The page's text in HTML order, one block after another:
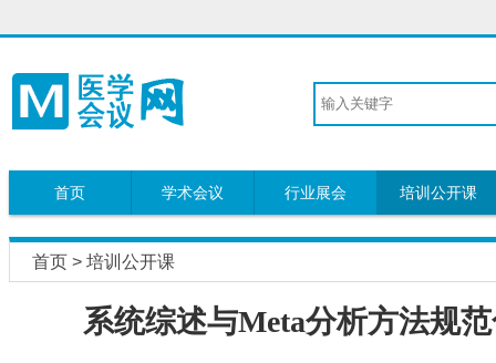
首页 学术会议 行业展会 培训公开课
首页 > 培训公开课
系统综述与Meta分析方法规